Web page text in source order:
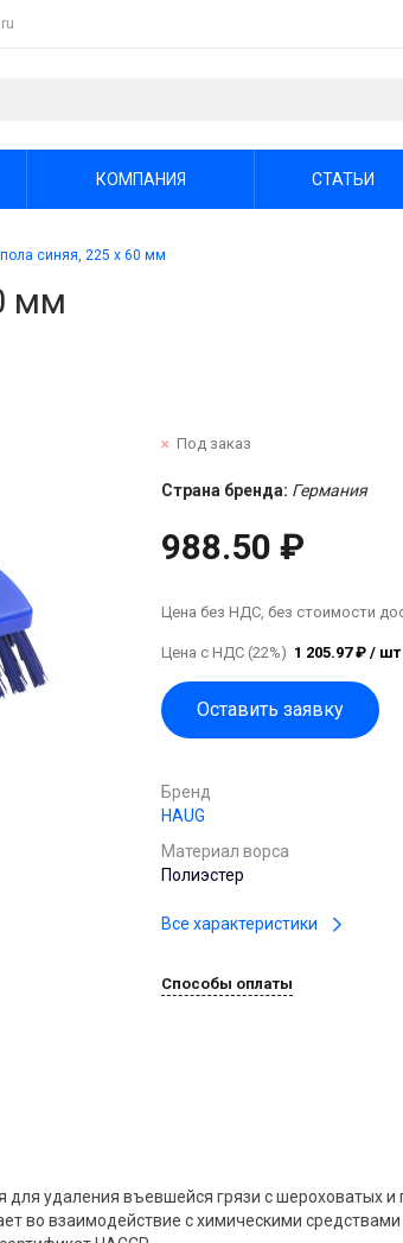
КОМПАНИЯ СТАТЬИ
синяя, 225 х 60 мм
мм
Под заказ
Страна бренда: Германия
988.50 ₽
Цена без НДС, без стоимости
Цена с НДС (22%) 1 205.97 ₽ / шт
Оставить заявку
Бренд
HAUG
Материал ворса
Полиэстер
Все характеристики
Способы оплаты
удаления въевшейся грязи с шероховатых и
во взаимодействие с химическими